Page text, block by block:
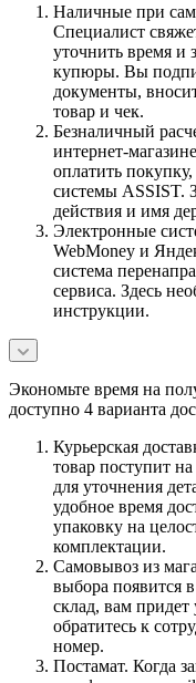
Наличные при
Специалист
уточнить время и
купюры. Вы
документы,
товар и чек.
Безналичный
интернет-
оплатить
системы ASSIST.
действия и имя
Электронные
WebMoney и
система
сервиса. Здесь
инструкции.
Экономьте время на
доступно 4 варианта
Курьерская
товар поступит
для уточнения
удобное время
упаковку на
комплектации.
Самовывоз из
выбора появится
склад, вам придет
обратитесь к
номер.
Постамат. Когда